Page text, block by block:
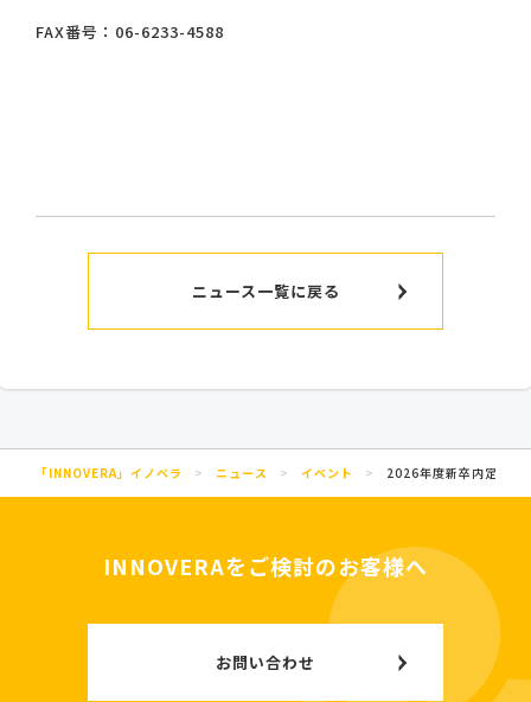
FAX番号：06-6233-4588
ニュース一覧に戻る
「INNOVERA」イノベラ > ニュース > イベント > 2026年度新卒内定式を
INNOVERAをご検討のお客様へ
お問い合わせ